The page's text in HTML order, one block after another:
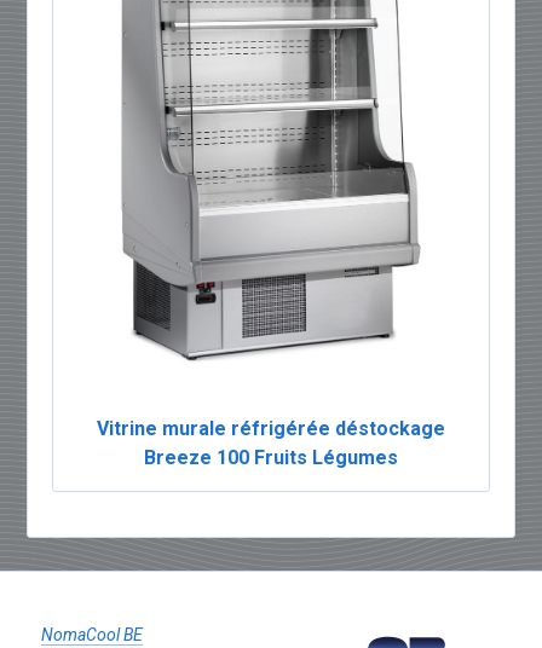
Vitrine murale réfrigérée déstockage
Breeze 100 Fruits Légumes
NomaCool BE